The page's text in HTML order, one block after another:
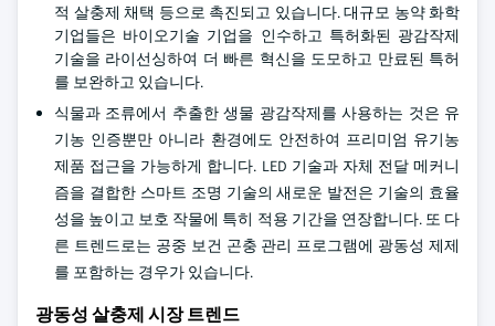
적 살충제 채택 등으로 촉진되고 있습니다. 대규모 농약 화학
기업들은 바이오기술 기업을 인수하고 특허화된 광감작제
기술을 라이선싱하여 더 빠른 혁신을 도모하고 만료된 특허
를 보완하고 있습니다.
식물과 조류에서 추출한 생물 광감작제를 사용하는 것은 유
기농 인증뿐만 아니라 환경에도 안전하여 프리미엄 유기농
제품 접근을 가능하게 합니다. LED 기술과 자체 전달 메커니
즘을 결합한 스마트 조명 기술의 새로운 발전은 기술의 효율
성을 높이고 보호 작물에 특히 적용 기간을 연장합니다. 또 다
른 트렌드로는 공중 보건 곤충 관리 프로그램에 광동성 제제
를 포함하는 경우가 있습니다.
광동성 살충제 시장 트렌드